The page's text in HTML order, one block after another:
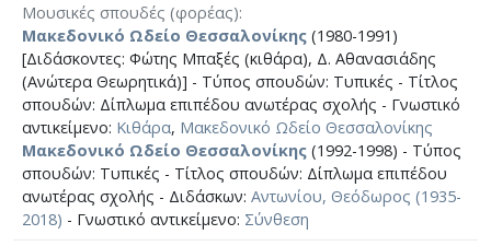
Μουσικές σπουδές (φορέας)
Μακεδονικό Ωδείο Θεσσαλονίκης (1980-1991)
[Διδάσκοντες: Φώτης Μπαξές (κιθάρα), Δ. Αθανασιάδης
(Ανώτερα Θεωρητικά)] - Τύπος σπουδών: Τυπικές - Τίτλος
σπουδών: Δίπλωμα επιπέδου ανωτέρας σχολής - Γνωστικό
αντικείμενο: Κιθάρα, Μακεδονικό Ωδείο Θεσσαλονίκης
Μακεδονικό Ωδείο Θεσσαλονίκης (1992-1998) - Τύπος
σπουδών: Τυπικές - Τίτλος σπουδών: Δίπλωμα επιπέδου
ανωτέρας σχολής - Διδάσκων: Αντωνίου, Θεόδωρος (1935-
2018) - Γνωστικό αντικείμενο: Σύνθεση